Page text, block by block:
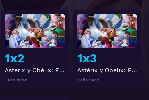
Ver
1x2
Astérix y Obélix: El combate de los jefes Temporada 1 Capitulo 2
1 año hace
Ver
1x3
Astérix y Obélix: El combate de los jefes Temporada 1 Capitulo 3
1 año hace